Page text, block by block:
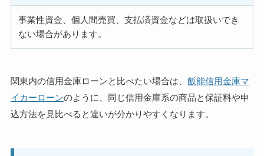
事業性資金、個人間売買、支払済資金などは取扱いでき
ない場合があります。
関東内の信用金庫ローンと比べたい場合は、 飯能信用金庫マ
イカーローンのように、同じ信用金庫系の商品と保証料や申
込方法を見比べると違いが分かりやすくなります。